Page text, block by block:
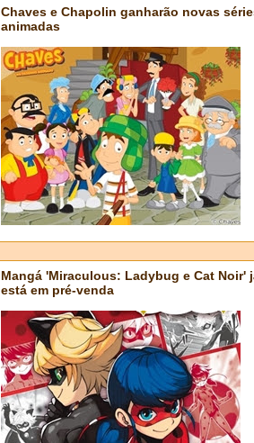
Chaves e Chapolin ganharão novas
animadas
Mangá 'Miraculous: Ladybug e Cat Noir'
está em pré-venda